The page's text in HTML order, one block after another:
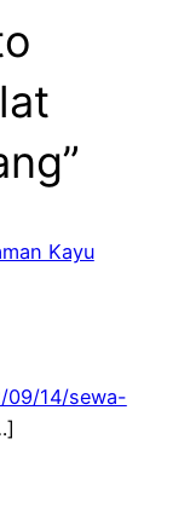
Kayu
09/14/sewa-